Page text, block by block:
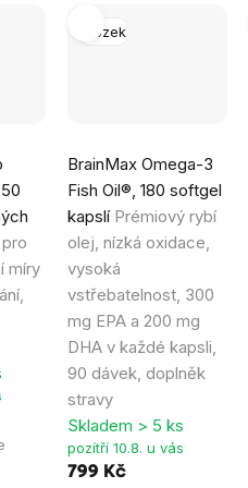
míry
Mozek
BrainMax Omega-3
Fish Oil®, 180 softgel
kapslí Prémiový rybí
olej, nízká oxidace,
vysoká
vstřebatelnost, 300
mg EPA a 200 mg
DHA v každé kapsli,
90 dávek, doplněk
stravy
hodnocení
produktu
je
4,9
z
5
hvězdiček.
Skladem > 5 ks
pozítří 10.8. u vás
799 Kč